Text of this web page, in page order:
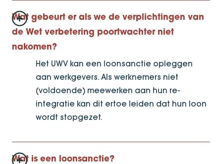
Wat gebeurt er als we de verplichtingen van
de Wet verbetering poortwachter niet
nakomen?
Het UWV kan een loonsanctie opleggen
aan werkgevers. Als werknemers niet
(voldoende) meewerken aan hun re-
integratie kan dit ertoe leiden dat hun loon
wordt stopgezet.
Wat is een loonsanctie?